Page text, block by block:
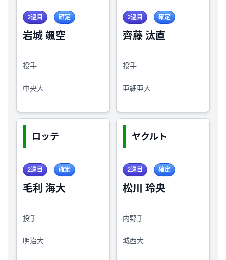
2巡目 確定
岩城 颯空
投手
中央大
2巡目 確定
齊藤 汰直
投手
亜細亜大
ロッテ
2巡目 確定
毛利 海大
投手
明治大
ヤクルト
2巡目 確定
松川 玲央
内野手
城西大